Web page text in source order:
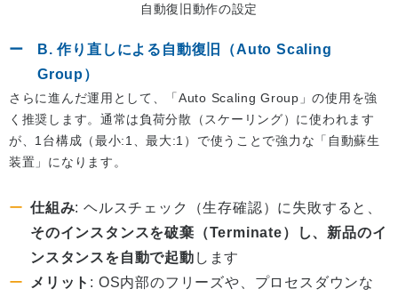
自動復旧動作の設定
B. 作り直しによる自動復旧（Auto Scaling
Group）
さらに進んだ運用として、「Auto Scaling Group」の使用を強
く推奨します。通常は負荷分散（スケーリング）に使われます
が、1台構成（最小:1、最大:1）で使うことで強力な「自動蘇生
装置」になります。
仕組み: ヘルスチェック（生存確認）に失敗すると、
そのインスタンスを破棄（Terminate）し、新品のイ
ンスタンスを自動で起動 します
メリット : OS内部のフリーズや、プロセスダウンな